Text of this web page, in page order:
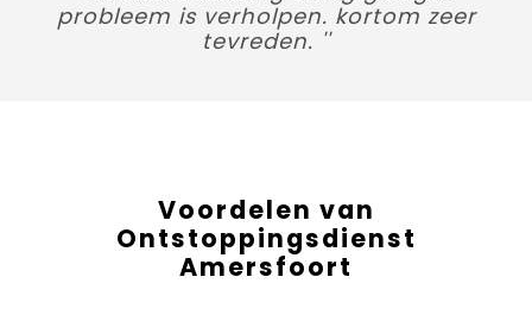
probleem is verholpen. kortom zeer
tevreden. ''
Voordelen van
Ontstoppingsdienst
Amersfoort